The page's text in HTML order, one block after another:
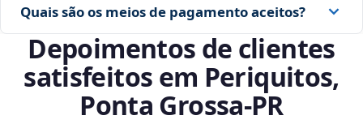
Quais são os meios de pagamento aceitos?
Depoimentos de clientes
satisfeitos em Periquitos,
Ponta Grossa‑PR